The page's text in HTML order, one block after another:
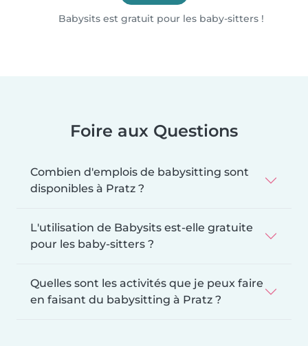
Babysits est gratuit pour les baby-sitters !
Foire aux Questions
Combien d'emplois de babysitting sont
disponibles à Pratz ?
L'utilisation de Babysits est-elle gratuite
pour les baby-sitters ?
Quelles sont les activités que je peux faire
en faisant du babysitting à Pratz ?